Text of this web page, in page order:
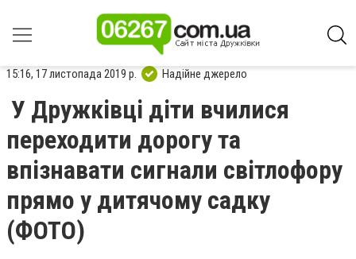
15:16, 17 листопада 2019 р. Надійне джерело
У Дружківці діти вчилися
переходити дорогу та
впізнавати сигнали світлофору
прямо у дитячому садку
(ФОТО)